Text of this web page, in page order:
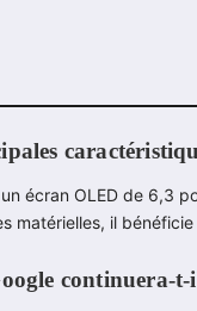
écran OLED de 6,3
matérielles, il
continuera-